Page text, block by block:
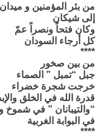
من بئر المؤمنين و
إلى شيكان
وكان فتحاً ونصراً عمّ
كل أرجاء السودان
****
من بين صخور
جبل “تمبل ” الصماء
خرجت شجرة خضراء
قدرة الله في الخلق
“والتيبانان ” في شموخ
في البوابة الغربية
****